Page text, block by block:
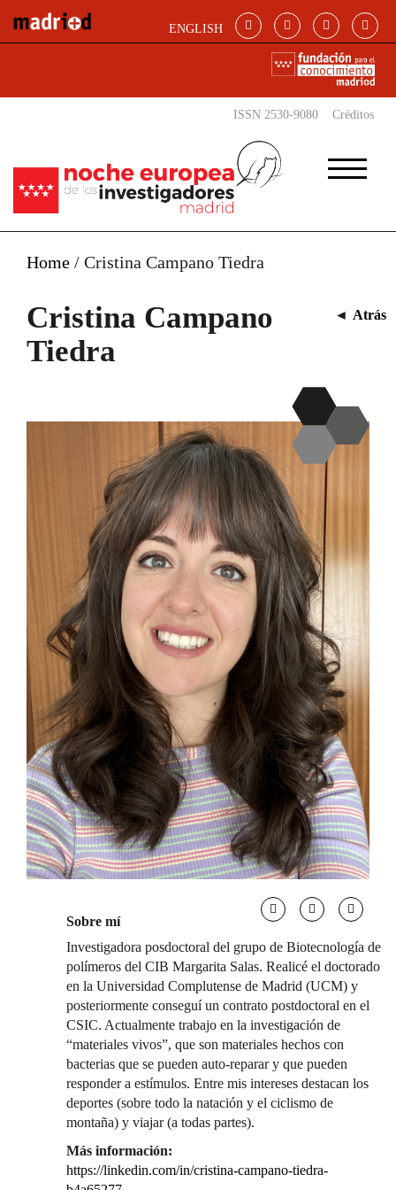
ENGLISH
ISSN 2530-9080 Créditos
Home / Cristina Campano Tiedra
Cristina Campano
Tiedra
◄ Atrás
Sobre mí
Investigadora posdoctoral del grupo de Biotecnología de
polímeros del CIB Margarita Salas. Realicé el doctorado
en la Universidad Complutense de Madrid (UCM) y
posteriormente conseguí un contrato postdoctoral en el
CSIC. Actualmente trabajo en la investigación de
“materiales vivos”, que son materiales hechos con
bacterias que se pueden auto-reparar y que pueden
responder a estímulos. Entre mis intereses destacan los
deportes (sobre todo la natación y el ciclismo de
montaña) y viajar (a todas partes).
Más información:
https://linkedin.com/in/cristina-campano-tiedra-